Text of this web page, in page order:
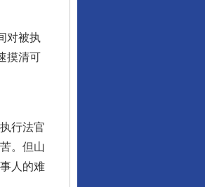
对被执
摸清可
行法官
。但山
人的难